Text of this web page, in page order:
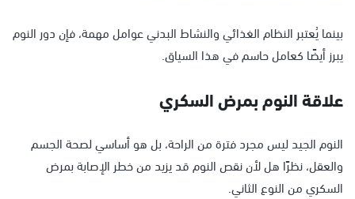
بينما يُعتبر النظام الغذائي والنشاط البدني عوامل مهمة، فإن دور النوم
يبرز أيضًا كعامل حاسم في هذا السياق.
علاقة النوم بمرض السكري
النوم الجيد ليس مجرد فترة من الراحة، بل هو أساسي لصحة الجسم
والعقل، نظرًا هل لأن نقص النوم قد يزيد من خطر الإصابة بمرض
السكري من النوع الثاني.